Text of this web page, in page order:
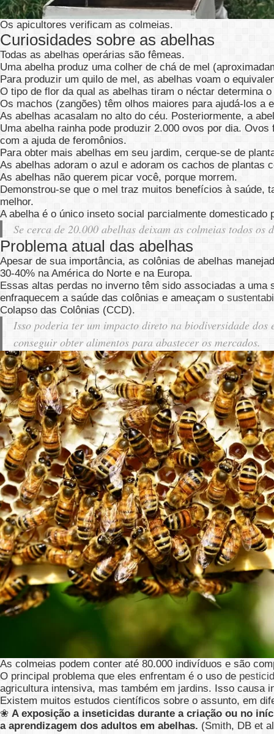
Os apicultores verificam as colmeias.
Curiosidades sobre as abelhas
Todas as abelhas operárias são fêmeas.
Uma abelha produz uma colher de chá de mel
Para produzir um quilo de mel, as abelhas voam o
O tipo de flor da qual as abelhas tiram o néctar determina
Os machos (zangões) têm olhos maiores para ajudá-los a
As abelhas acasalam no alto do céu. Posteriormente, a
Uma abelha rainha pode produzir 2.000 ovos por dia.
com a ajuda de feromônios.
Para obter mais abelhas em seu jardim, cerque-se de
As abelhas adoram o azul e adoram os cachos de plantas
As abelhas não querem picar você, porque morrem.
Demonstrou-se que o mel traz muitos benefícios à saúde,
melhor.
A abelha é o único inseto social parcialmente domesticado
Se cerca de 20.000 abelhas deixam as colmeias todos
Problema atual das abelhas
Apesar de sua importância, as colônias de abelhas
30-40% na América do Norte e na Europa.
Essas altas perdas no inverno têm sido associadas a
enfraquecem a saúde das colônias e ameaçam o
Colapso das Colônias (CCD).
Isso poderia ter um impacto direto na biodiversidade
conseguir obter alimentos para abastecer os mercados.
As colmeias podem conter até 80.000 indivíduos e são
O principal problema que eles enfrentam é o uso de
agricultura intensiva, mas também em jardins. Isso causa
Existem muitos estudos científicos sobre o assunto, em
❀ A exposição a inseticidas durante a criação ou no
a aprendizagem dos adultos em abelhas. (Smith, DB et